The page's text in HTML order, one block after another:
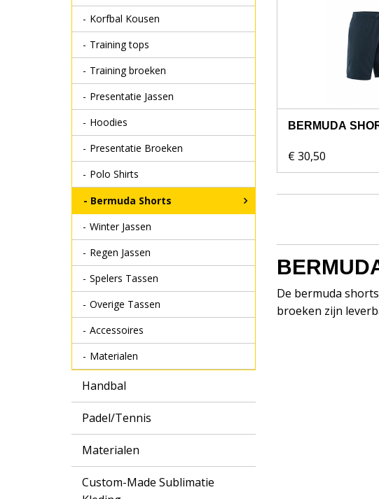
Korfbal Kousen
Training tops
Training broeken
Presentatie Jassen
Hoodies
Presentatie Broeken
Polo Shirts
Bermuda Shorts
Winter Jassen
Regen Jassen
Spelers Tassen
Overige Tassen
Accessoires
Materialen
Handbal
Padel/Tennis
Materialen
Custom-Made Sublimatie
BERMUDA
€ 30,50
De bermuda
broeken zijn